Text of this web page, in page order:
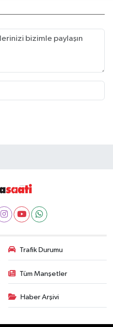
Trafik Durumu
Tüm Manşetler
Haber Arşivi